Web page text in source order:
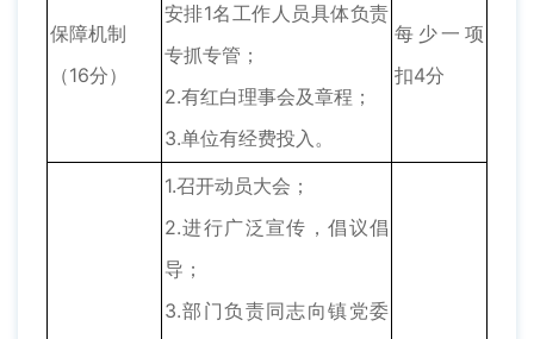
保障机制
（16分）
安排1名工作人员具体负责
专抓专管；
2.有红白理事会及章程；
3.单位有经费投入。
每少一项
扣4分
1.召开动员大会；
2.进行广泛宣传，倡议倡
导；
3.部门负责同志向镇党委